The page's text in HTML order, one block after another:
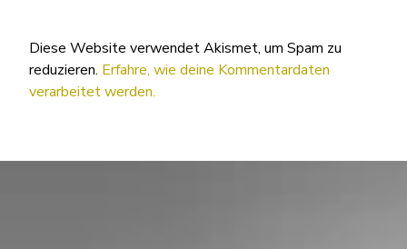
Diese Website verwendet Akismet, um Spam zu
reduzieren. Erfahre, wie deine Kommentardaten
verarbeitet werden.